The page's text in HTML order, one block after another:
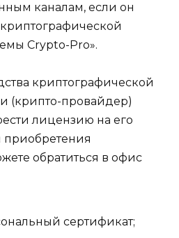
каналам, если он
Crypto-Pro».
криптографической
(крипто-провайдер)
лицензию на его
приобретения
обратиться в офис
сертификат;